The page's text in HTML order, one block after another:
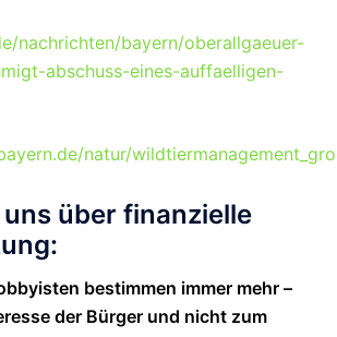
nachrichten/bayern/oberallgaeuer-
abschuss-eines-auffaelligen-
natur/
über finanzielle
bestimmen immer mehr –
der Bürger und nicht zum